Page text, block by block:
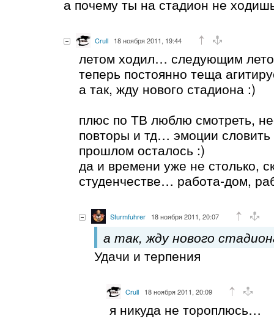
а почему ты на стадион не
Crull 18 ноября 2011, 19:44
летом ходил… следующим
теперь постоянно теща
а так, жду нового стадиона :)
плюс по ТВ люблю смотреть,
повторы и тд… эмоции
прошлом осталось :)
да и времени уже не столько,
студенчестве… работа-дом,
Sturmfuhrer 18 ноября 2011, 20:07
а так, жду нового
Удачи и терпения
Crull 18 ноября 2011, 20:09
я никуда не тороплюсь…